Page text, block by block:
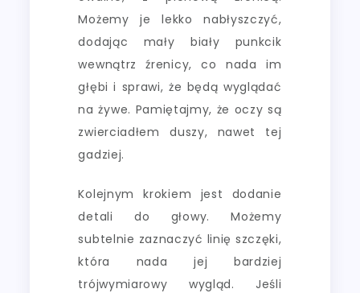
Możemy je lekko nabłyszczyć,
dodając mały biały punkcik
wewnątrz źrenicy, co nada im
głębi i sprawi, że będą wyglądać
na żywe. Pamiętajmy, że oczy są
zwierciadłem duszy, nawet tej
gadziej.
Kolejnym krokiem jest dodanie
detali do głowy. Możemy
subtelnie zaznaczyć linię szczęki,
która nada jej bardziej
trójwymiarowy wygląd. Jeśli